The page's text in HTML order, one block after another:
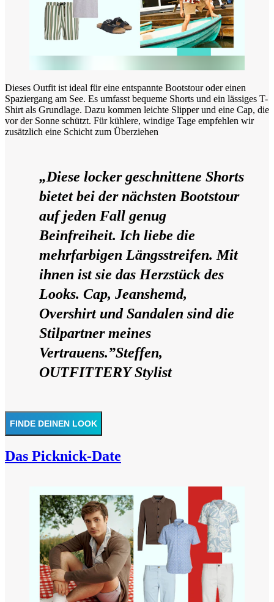
Dieses Outfit ist ideal für eine entspannte Bootstour oder einen
Spaziergang am See. Es umfasst bequeme Shorts und ein lässiges T-
Shirt als Grundlage. Dazu kommen leichte Slipper und eine Cap, die
vor der Sonne schützt. Für kühlere, windige Tage empfehlen wir
zusätzlich eine Schicht zum Überziehen
„Diese locker geschnittene Shorts
bietet bei der nächsten Bootstour
auf jeden Fall genug
Beinfreiheit. Ich liebe die
mehrfarbigen Längsstreifen. Mit
ihnen ist sie das Herzstück des
Looks. Cap, Jeanshemd,
Overshirt und Sandalen sind die
Stilpartner meines
Vertrauens.”Steffen,
OUTFITTERY Stylist
FINDE DEINEN LOOK
Das Picknick-Date